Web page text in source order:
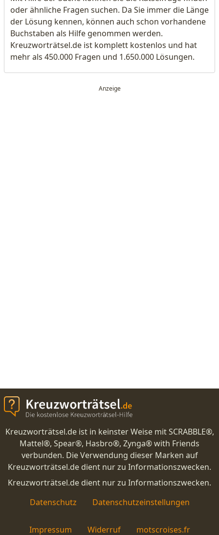
oder ähnliche Fragen suchen. Da Sie immer die Länge
der Lösung kennen, können auch schon vorhandene
Buchstaben als Hilfe genommen werden.
Kreuzworträtsel.de ist komplett kostenlos und hat
mehr als 450.000 Fragen und 1.650.000 Lösungen.
Kreuzworträtsel.de ist in keinster Weise mit SCRABBLE®,
Mattel®, Spear®, Hasbro®, Zynga® with Friends
verbunden. Die Verwendung dieser Marken auf
Kreuzworträtsel.de dient nur zu Informationszwecken.
Kreuzworträtsel.de dient nur zu Informationszwecken.
Datenschutz
Datenschutzeinstellungen
Impressum Widerruf motscroises.fr